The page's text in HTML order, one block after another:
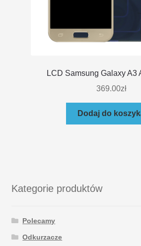
LCD Samsung Galaxy A3
369.00zł
Dodaj do
Kategorie produktów
Polecamy
Odkurzacze